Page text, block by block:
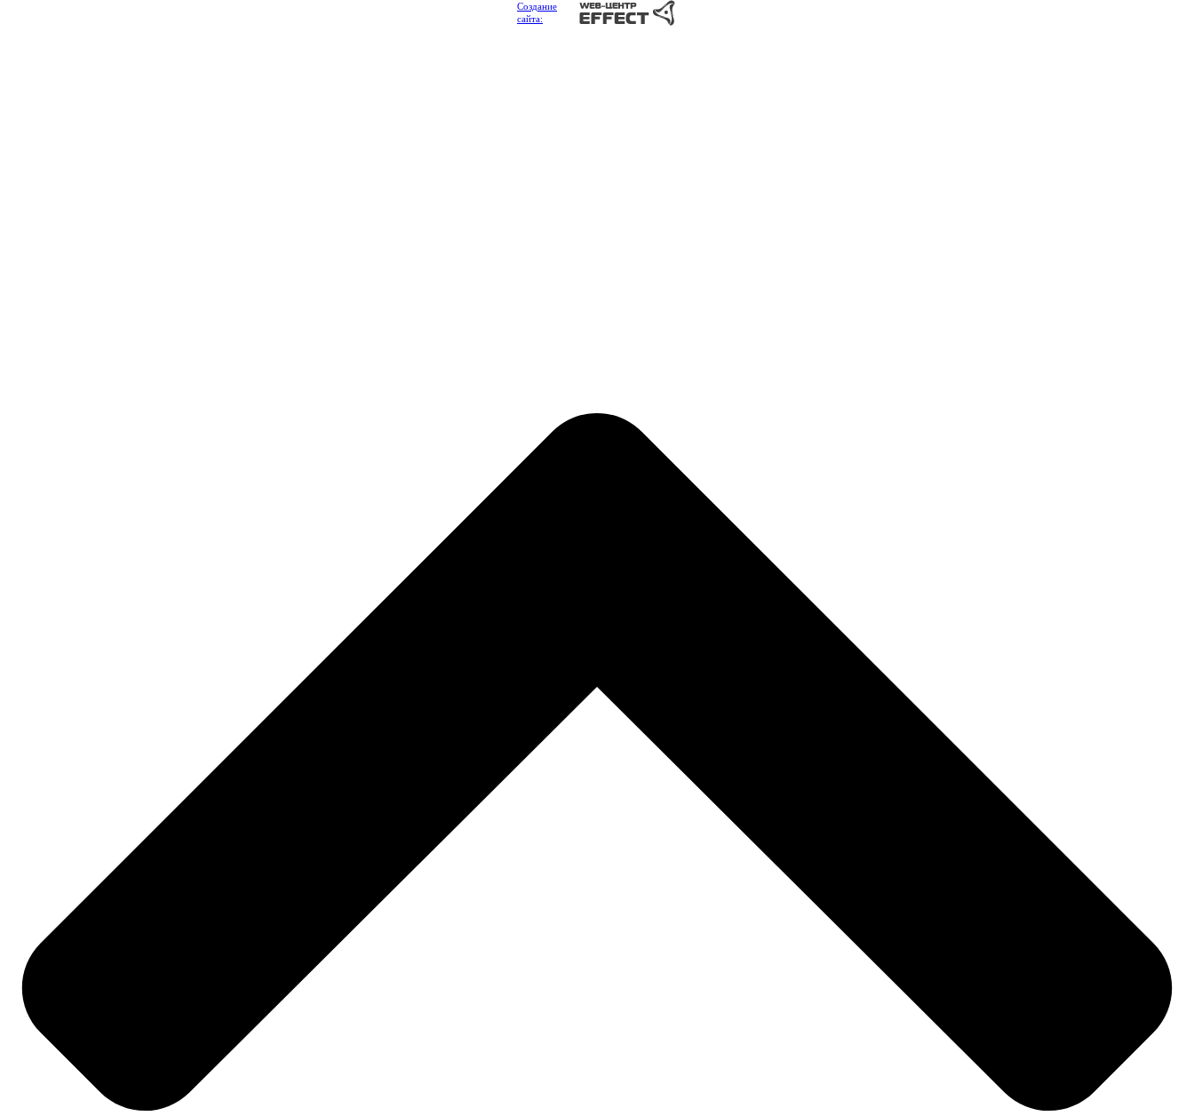
Создание
сайта: